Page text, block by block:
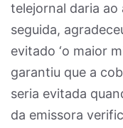
telejornal daria ao
seguida,
evitado ‘o maior
garantiu que a
seria evitada
da emissora